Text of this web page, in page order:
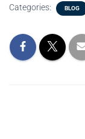
Categories: BLOG